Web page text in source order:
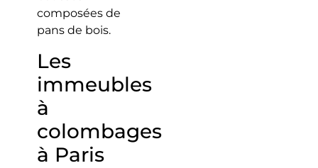
composées de
pans de bois.
Les
immeubles
à
colombages
à Paris